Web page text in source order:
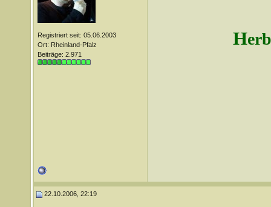
Registriert seit: 05.06.2003
Ort: Rheinland-Pfalz
Beiträge: 2.971
H
22.10.2006, 22:19